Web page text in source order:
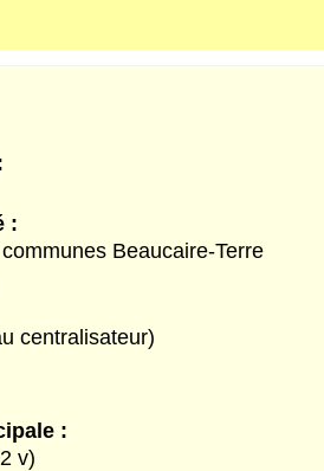
:
Beaucaire-Terre
centralisateur)
:
v)